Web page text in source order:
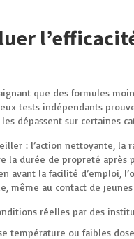
que des formules
tests indépendants
dépassent sur certaines
: l’action nettoyante, la
la durée de propreté après
avant la facilité d’emploi,
même au contact de
réelles par des
température ou faibles